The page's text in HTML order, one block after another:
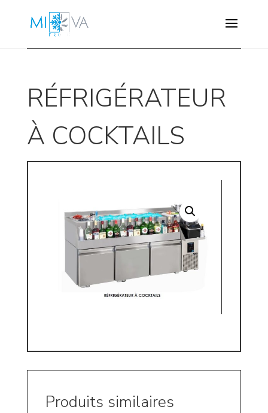
RÉFRIGÉRATEUR
À COCKTAILS
Produits similaires